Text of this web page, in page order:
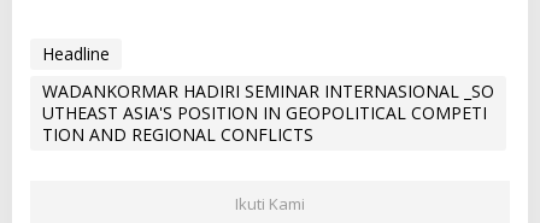
Headline
WADANKORMAR HADIRI SEMINAR INTERNASIONAL _SO
UTHEAST ASIA'S POSITION IN GEOPOLITICAL COMPETI
TION AND REGIONAL CONFLICTS
Ikuti Kami